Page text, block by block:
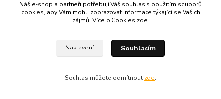
Náš e-shop a partneři potřebují Váš souhlas s použitím souborů
cookies, aby Vám mohli zobrazovat informace týkající se Vašich
zájmů. Více o Cookies zde.
Nastavení Souhlasím
Souhlas můžete odmítnout zde.